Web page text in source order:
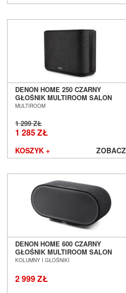
DENON HOME 250 CZARNY
GŁOŚNIK MULTIROOM SALON
POZNAŃ WROCŁAW
MULTIROOM
1 299 ZŁ
1 285 ZŁ
KOSZYK + ZOBACZ
DENON HOME 600 CZARNY
GŁOŚNIK MULTIROOM SALON
POZNAŃ WROCŁAW
KOLUMNY I GŁOŚNIKI
2 999 ZŁ